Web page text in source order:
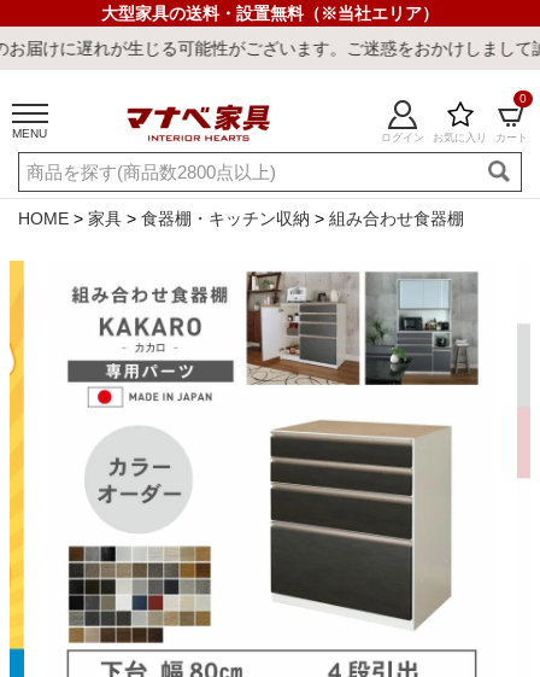
大型家具の送料・設置無料（※当社エリア）
る可能性がございます。ご迷惑をおかけしまして誠に申し訳ござい
MENU ログイン お気に入り カート
0
ご利用ガイド 新規会員登録
店舗一覧 閲覧履歴
キーワード・商品番号で探す
最短発送 冷感ラグ ワークデスク
HOME 家具 食器棚・キッチン収納 組み合わせ食器棚